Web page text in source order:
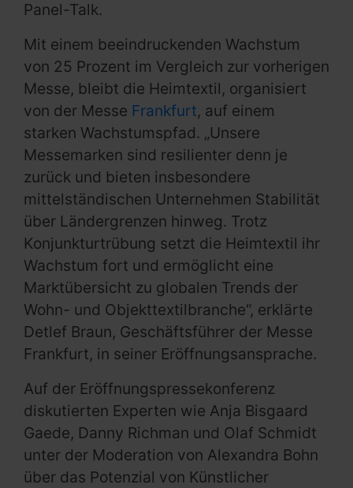
Panel-Talk.
Mit einem beeindruckenden Wachstum
von 25 Prozent im Vergleich zur vorherigen
Messe, bleibt die Heimtextil, organisiert
von der Messe Frankfurt, auf einem
starken Wachstumspfad. „Unsere
Messemarken sind resilienter denn je
zurück und bieten insbesondere
mittelständischen Unternehmen Stabilität
über Ländergrenzen hinweg. Trotz
Konjunkturtrübung setzt die Heimtextil ihr
Wachstum fort und ermöglicht eine
Marktübersicht zu globalen Trends der
Wohn- und Objekttextilbranche“, erklärte
Detlef Braun, Geschäftsführer der Messe
Frankfurt, in seiner Eröffnungsansprache.
Auf der Eröffnungspressekonferenz
diskutierten Experten wie Anja Bisgaard
Gaede, Danny Richman und Olaf Schmidt
unter der Moderation von Alexandra Bohn
über das Potenzial von Künstlicher